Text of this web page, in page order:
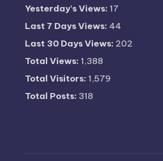
Yesterday's Views: 17
Last 7 Days Views: 44
Last 30 Days Views: 202
Total Views: 1,388
Total Visitors: 1,579
Total Posts: 318